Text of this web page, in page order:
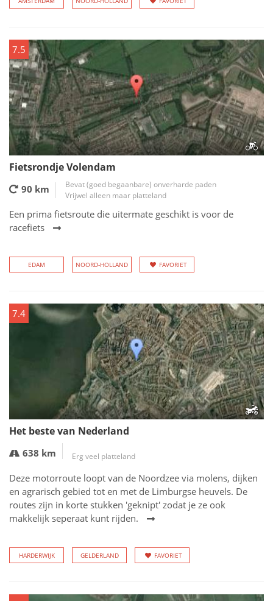
7.5
Fietsrondje Volendam
90 km
Bevat (goed begaanbare) onverharde paden
Vrijwel alleen maar platteland
Een prima fietsroute die uitermate geschikt is voor de
racefiets
EDAM NOORD-HOLLAND FAVORIET
7.4
Het beste van Nederland
638 km Erg veel platteland
Deze motorroute loopt van de Noordzee via molens, dijken
en agrarisch gebied tot en met de Limburgse heuvels. De
routes zijn in korte stukken 'geknipt' zodat je ze ook
makkelijk seperaat kunt rijden.
HARDERWIJK GELDERLAND FAVORIET